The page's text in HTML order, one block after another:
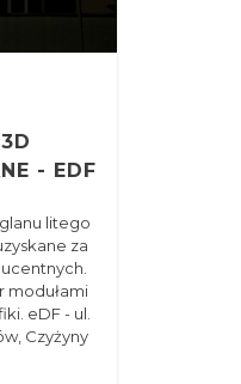
- EDF
litego
za
modułami
eDF - ul.
Czyżyny